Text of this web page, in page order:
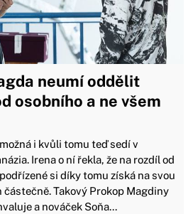
neumí oddělit
osobního a ne všem
i kvůli tomu teď sedí v
Irena o ní řekla, že na rozdíl od
si díky tomu získá na svou
Takový Prokop Magdiny
a nováček Soňa...